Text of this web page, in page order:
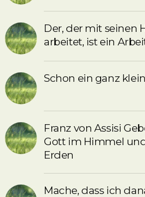
Der, der mit seinen
arbeitet, ist ein
Schon ein ganz
Franz von Assisi
Gott im Himmel
Erden
Mache, dass ich